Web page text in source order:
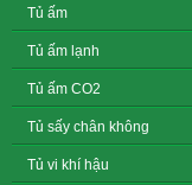
Tủ ấm
Tủ ấm lạnh
Tủ ấm CO2
Tủ sấy chân không
Tủ vi khí hậu